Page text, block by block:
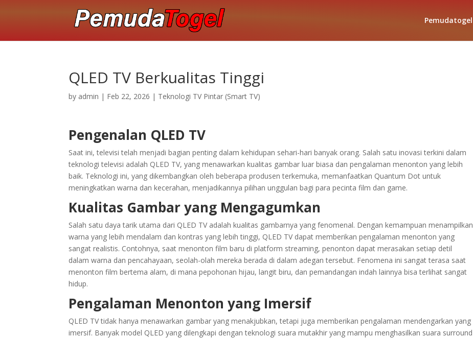
Pemudatogel
QLED TV Berkualitas Tinggi
by admin | Feb 22, 2026 | Teknologi TV Pintar (Smart TV)
Pengenalan QLED TV
Saat ini, televisi telah menjadi bagian penting dalam kehidupan sehari-hari banyak orang. Salah satu inovasi terkini dalam
teknologi televisi adalah QLED TV, yang menawarkan kualitas gambar luar biasa dan pengalaman menonton yang lebih
baik. Teknologi ini, yang dikembangkan oleh beberapa produsen terkemuka, memanfaatkan Quantum Dot untuk
meningkatkan warna dan kecerahan, menjadikannya pilihan unggulan bagi para pecinta film dan game.
Kualitas Gambar yang Mengagumkan
Salah satu daya tarik utama dari QLED TV adalah kualitas gambarnya yang fenomenal. Dengan kemampuan menampilkan
warna yang lebih mendalam dan kontras yang lebih tinggi, QLED TV dapat memberikan pengalaman menonton yang
sangat realistis. Contohnya, saat menonton film baru di platform streaming, penonton dapat merasakan setiap detil
dalam warna dan pencahayaan, seolah-olah mereka berada di dalam adegan tersebut. Fenomena ini sangat terasa saat
menonton film bertema alam, di mana pepohonan hijau, langit biru, dan pemandangan indah lainnya bisa terlihat sangat
hidup.
Pengalaman Menonton yang Imersif
QLED TV tidak hanya menawarkan gambar yang menakjubkan, tetapi juga memberikan pengalaman mendengarkan yang
imersif. Banyak model QLED yang dilengkapi dengan teknologi suara mutakhir yang mampu menghasilkan suara surround